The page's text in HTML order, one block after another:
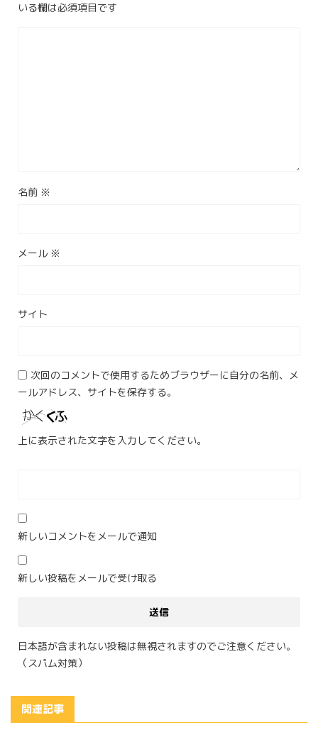
いる欄は必須項目です
名前 ※
メール ※
サイト
次回のコメントで使用するためブラウザーに自分の名前、メ
ールアドレス、サイトを保存する。
上に表示された文字を入力してください。
新しいコメントをメールで通知
新しい投稿をメールで受け取る
日本語が含まれない投稿は無視されますのでご注意ください。
（スパム対策）
関連記事